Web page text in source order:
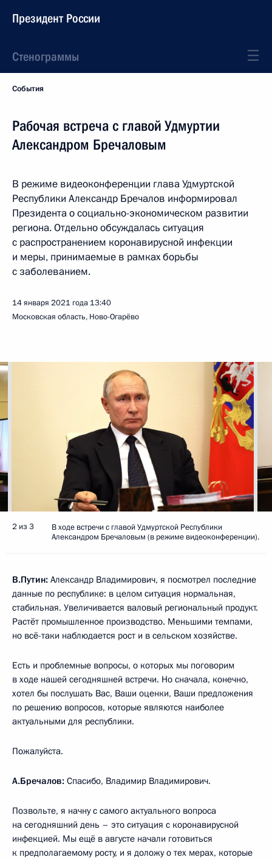
Президент России
Стенограммы
События
Рабочая встреча с главой Удмуртии
Александром Бречаловым
В режиме видеоконференции глава Удмуртской
Республики Александр Бречалов информировал
Президента о социально-экономическом развитии
региона. Отдельно обсуждалась ситуация
с распространением коронавирусной инфекции
и меры, принимаемые в рамках борьбы
с заболеванием.
14 января 2021 года 13:40
Московская область, Ново-Огарёво
2 из 3
В ходе встречи с главой Удмуртской Республики
Александром Бречаловым (в режиме видеоконференции).
В.Путин: Александр Владимирович, я посмотрел последние
данные по республике: в целом ситуация нормальная,
стабильная. Увеличивается валовый региональный продукт.
Растёт промышленное производство. Меньшими темпами,
но всё-таки наблюдается рост и в сельском хозяйстве.
Есть и проблемные вопросы, о которых мы поговорим
в ходе нашей сегодняшней встречи. Но сначала, конечно,
хотел бы послушать Вас, Ваши оценки, Ваши предложения
по решению вопросов, которые являются наиболее
актуальными для республики.
Пожалуйста.
А.Бречалов: Спасибо, Владимир Владимирович.
Позвольте, я начну с самого актуального вопроса
на сегодняшний день – это ситуация с коронавирусной
инфекцией. Мы ещё в августе начали готовиться
к предполагаемому росту, и я доложу о тех мерах, которые